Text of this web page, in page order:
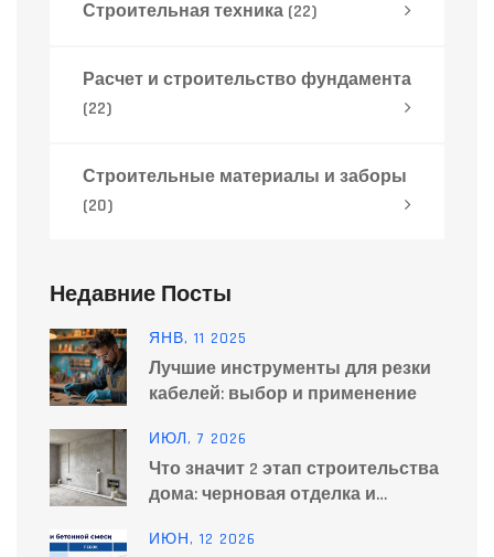
Строительная техника (22)
Расчет и строительство фундамента
(22)
Строительные материалы и заборы
(20)
Недавние Посты
ЯНВ, 11 2025
Лучшие инструменты для резки
кабелей: выбор и применение
ИЮЛ, 7 2026
Что значит 2 этап строительства
дома: черновая отделка и
ИЮН, 12 2026